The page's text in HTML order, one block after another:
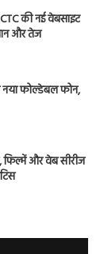
की नई वेबसाइट
और तेज
नया फोल्डेबल फोन,
फिल्में और वेब सीरीज